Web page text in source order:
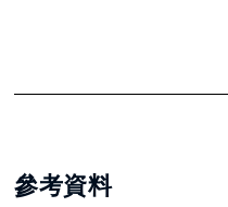
參考資料